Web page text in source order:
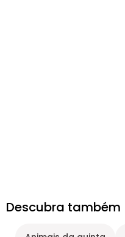
Descubra também